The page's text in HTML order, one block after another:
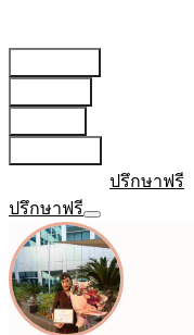
ปรึกษาฟรี
ปรึกษาฟรี